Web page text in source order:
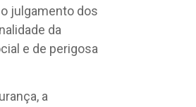
julgamento dos
da
e de perigosa
a